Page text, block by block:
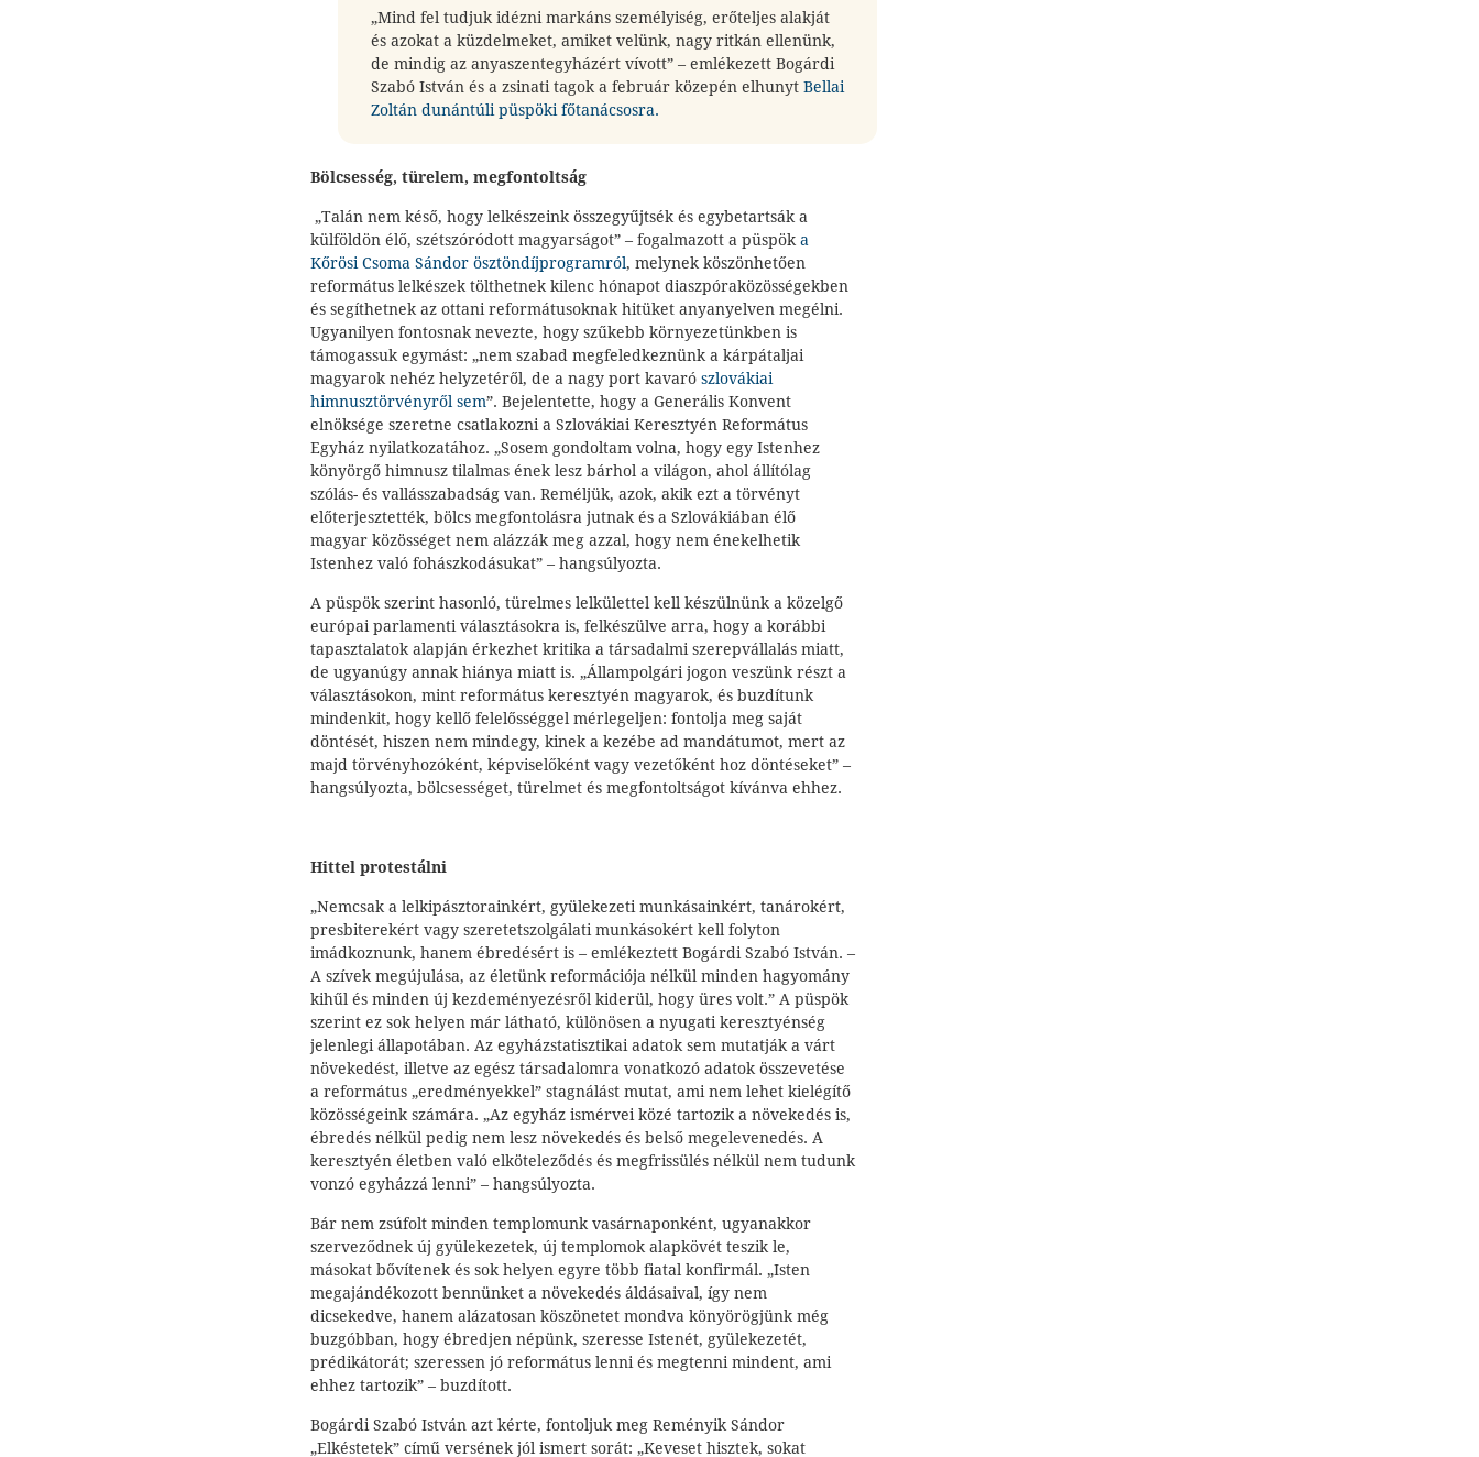
„Mind fel tudjuk idézni markáns személyiség, erőteljes alakját
és azokat a küzdelmeket, amiket velünk, nagy ritkán ellenünk,
de mindig az anyaszentegyházért vívott” – emlékezett Bogárdi
Szabó István és a zsinati tagok a február közepén elhunyt Bellai
Zoltán dunántúli püspöki főtanácsosra.
Bölcsesség, türelem, megfontoltság
„Talán nem késő, hogy lelkészeink összegyűjtsék és egybetartsák a
külföldön élő, szétszóródott magyarságot” – fogalmazott a püspöka
Kőrösi Csoma Sándor ösztöndíjprogramról, melynek köszönhetően
református lelkészek tölthetnek kilenc hónapot diaszpóraközösségekben
és segíthetnek az ottani reformátusoknak hitüket anyanyelven megélni.
Ugyanilyen fontosnak nevezte, hogy szűkebb környezetünkben is
támogassuk egymást: „nem szabad megfeledkeznünk a kárpátaljai
magyarok nehéz helyzetéről, de a nagy port kavaró szlovákiai
himnusztörvényről sem”. Bejelentette, hogy a Generális Konvent
elnöksége szeretne csatlakozni a Szlovákiai Keresztyén Református
Egyház nyilatkozatához. „Sosem gondoltam volna, hogy egy Istenhez
könyörgő himnusz tilalmas ének lesz bárhol a világon, ahol állítólag
szólás- és vallásszabadság van. Reméljük, azok, akik ezt a törvényt
előterjesztették, bölcs megfontolásra jutnak és a Szlovákiában élő
magyar közösséget nem alázzák meg azzal, hogy nem énekelhetik
Istenhez való fohászkodásukat” – hangsúlyozta.
A püspök szerint hasonló, türelmes lelkülettel kell készülnünk a közelgő
európai parlamenti választásokra is, felkészülve arra, hogy a korábbi
tapasztalatok alapján érkezhet kritika a társadalmi szerepvállalás miatt,
de ugyanúgy annak hiánya miatt is. „Állampolgári jogon veszünk részt a
választásokon, mint református keresztyén magyarok, és buzdítunk
mindenkit, hogy kellő felelősséggel mérlegeljen: fontolja meg saját
döntését, hiszen nem mindegy, kinek a kezébe ad mandátumot, mert az
majd törvényhozóként, képviselőként vagy vezetőként hoz döntéseket” –
hangsúlyozta, bölcsességet, türelmet és megfontoltságot kívánva ehhez.
Hittel protestálni
„Nemcsak a lelkipásztorainkért, gyülekezeti munkásainkért, tanárokért,
presbiterekért vagy szeretetszolgálati munkásokért kell folyton
imádkoznunk, hanem ébredésért is – emlékeztett Bogárdi Szabó István. –
A szívek megújulása, az életünk reformációja nélkül minden hagyomány
kihűl és minden új kezdeményezésről kiderül, hogy üres volt.” A püspök
szerint ez sok helyen már látható, különösen a nyugati keresztyénség
jelenlegi állapotában. Az egyházstatisztikai adatok sem mutatják a várt
növekedést, illetve az egész társadalomra vonatkozó adatok összevetése
a református „eredményekkel” stagnálást mutat, ami nem lehet kielégítő
közösségeink számára. „Az egyház ismérvei közé tartozik a növekedés is,
ébredés nélkül pedig nem lesz növekedés és belső megelevenedés. A
keresztyén életben való elköteleződés és megfrissülés nélkül nem tudunk
vonzó egyházzá lenni” – hangsúlyozta.
Bár nem zsúfolt minden templomunk vasárnaponként, ugyanakkor
szerveződnek új gyülekezetek, új templomok alapkövét teszik le,
másokat bővítenek és sok helyen egyre több fiatal konfirmál. „Isten
megajándékozott bennünket a növekedés áldásaival, így nem
dicsekedve, hanem alázatosan köszönetet mondva könyörögjünk még
buzgóbban, hogy ébredjen népünk, szeresse Istenét, gyülekezetét,
prédikátorát; szeressen jó református lenni és megtenni mindent, ami
ehhez tartozik” – buzdított.
Bogárdi Szabó István azt kérte, fontoljuk meg Reményik Sándor
„Elkéstetek” című versének jól ismert sorát: „Keveset hisztek, sokat